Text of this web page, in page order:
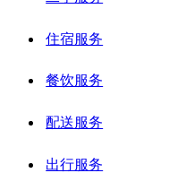
住宿服务
餐饮服务
配送服务
出行服务